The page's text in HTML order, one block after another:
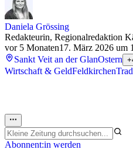
Daniela Grössing
Redakteurin, Regionalredaktion
vor 5 Monaten17. März 2026 um
Sankt Veit an der GlanOstern
Wirtschaft & GeldFeldkirchen
Abonnent:in werden